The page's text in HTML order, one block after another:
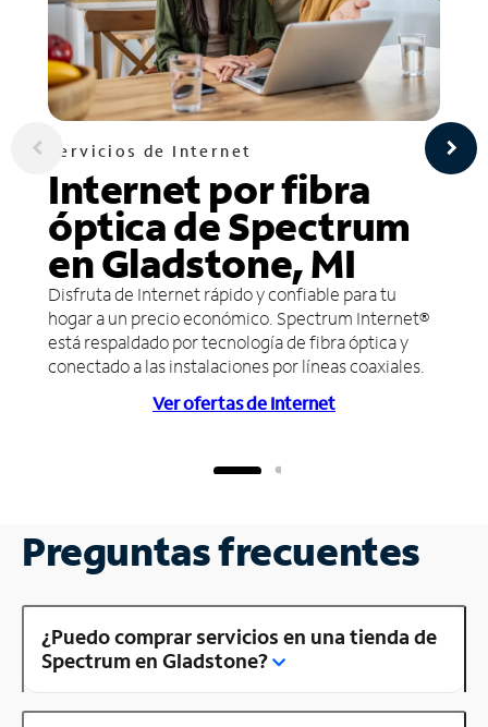
Servicios de Internet
Internet por fibra
óptica de Spectrum
en Gladstone, MI
Disfruta de Internet rápido y confiable para tu
hogar a un precio económico. Spectrum Internet®
está respaldado por tecnología de fibra óptica y
conectado a las instalaciones por líneas coaxiales.
Ver ofertas de Internet
Preguntas frecuentes
¿Puedo comprar servicios en una tienda de
Spectrum en Gladstone?